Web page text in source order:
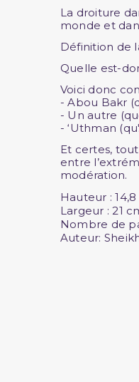
La droiture
monde et
Définition de
Quelle est-
Voici donc
- Abou Bakr
- Un autre
- ‘Uthman
Et certes,
entre
modération.
Hauteur :
Largeur : 21
Nombre de
Auteur: